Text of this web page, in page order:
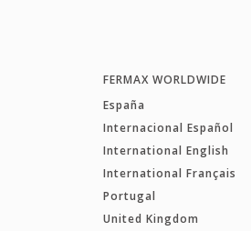
FERMAX WORLDWIDE
España
Internacional Español
International English
International Français
Portugal
United Kingdom